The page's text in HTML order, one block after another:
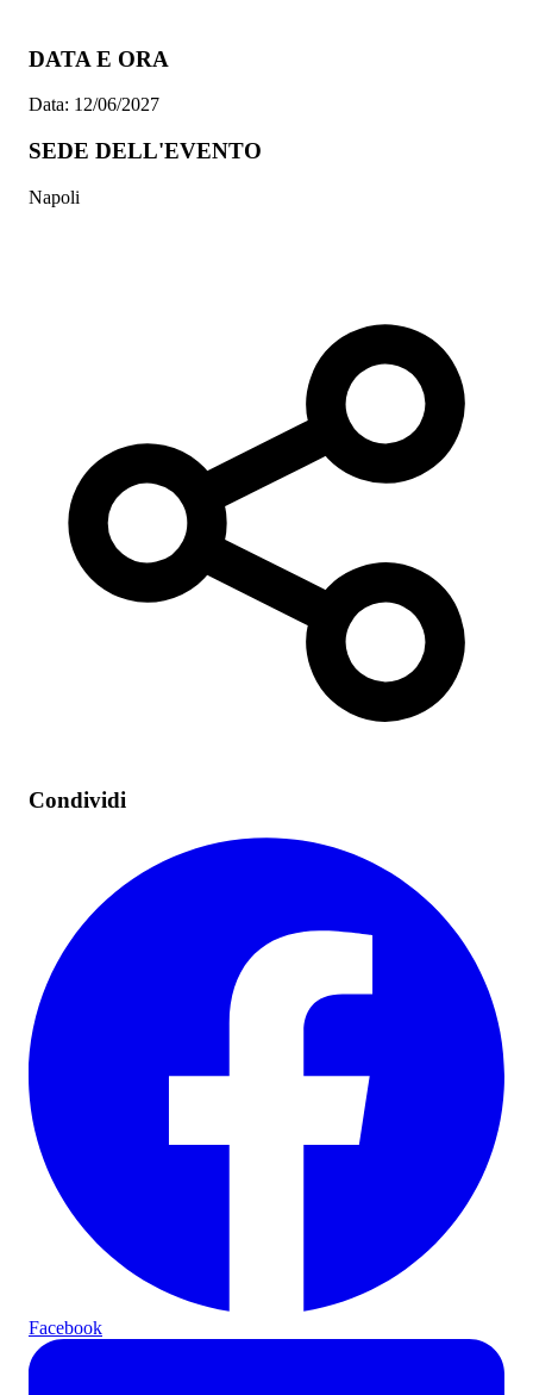
DATA E ORA
Data: 12/06/2027
SEDE DELL'EVENTO
Napoli
Condividi
Facebook